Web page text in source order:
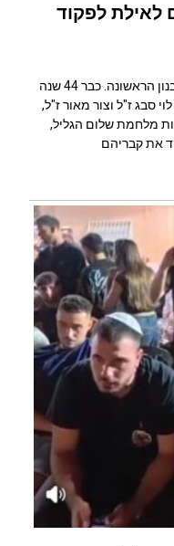
לאילת לפקוד
זוכרים את בני אילת שנפלו במלחמת לבנון הראשונה. כבר 44 שנה
סבג ז"ל וצור מאור ז"ל,
מלחמת שלום הגליל,
את קבריהם